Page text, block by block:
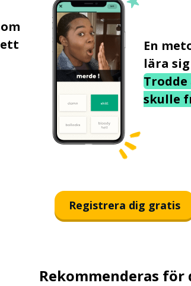
En
lära
skulle
Registrera dig gratis
Rekommenderas för